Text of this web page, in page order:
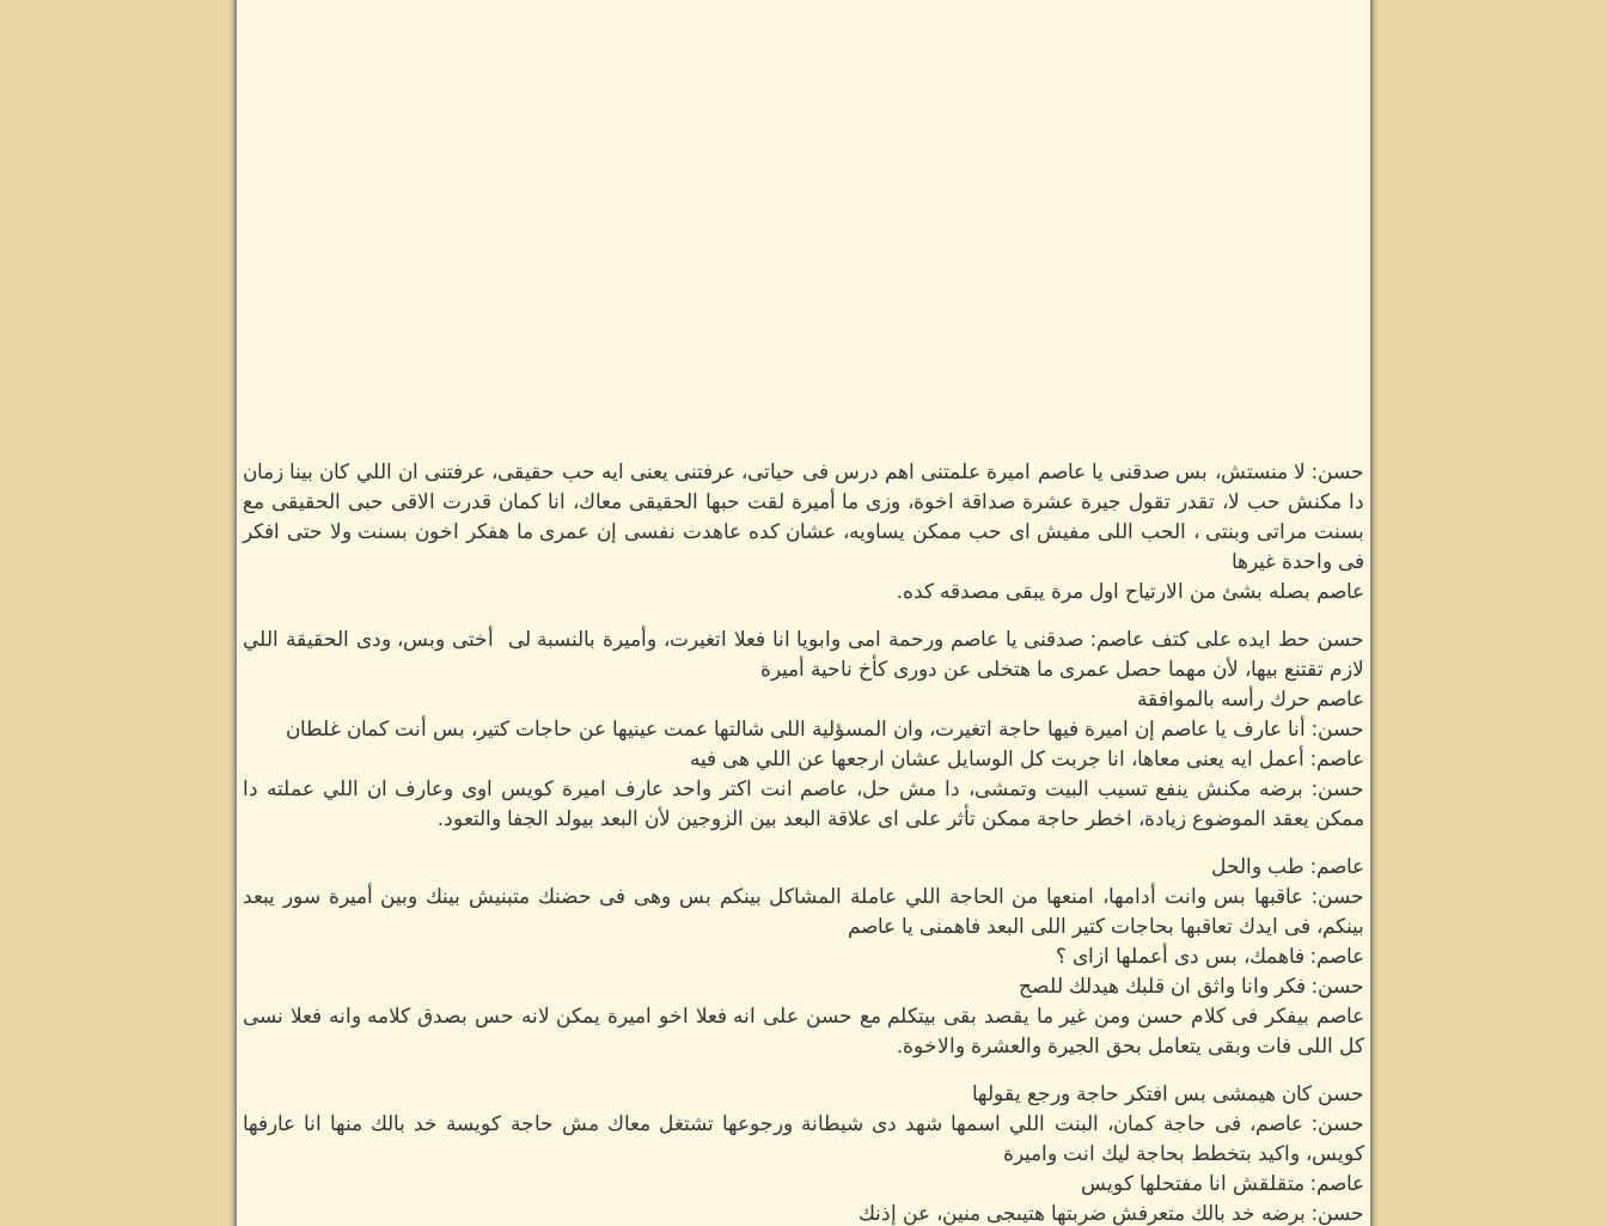
حسن: لا منستش، بس صدقنى يا عاصم اميرة علمتنى اهم درس فى حياتى، عرفتنى يعنى ايه حب حقيقى، عرفتنى ان اللي كان بينا زمان
دا مكنش حب لا، تقدر تقول جيرة عشرة صداقة اخوة، وزى ما أميرة لقت حبها الحقيقى معاك، انا كمان قدرت الاقى حبى الحقيقى مع
بسنت مراتى وبنتى ، الحب اللى مفيش اى حب ممكن يساويه، عشان كده عاهدت نفسى إن عمرى ما هفكر اخون بسنت ولا حتى افكر
فى واحدة غيرها
عاصم بصله بشئ من الارتياح اول مرة يبقى مصدقه كده.
حسن حط ايده على كتف عاصم: صدقنى يا عاصم ورحمة امى وابويا انا فعلا اتغيرت، وأميرة بالنسبة لى أختى وبس، ودى الحقيقة اللي
لازم تقتنع بيها، لأن مهما حصل عمرى ما هتخلى عن دورى كأخ ناحية أميرة
عاصم حرك رأسه بالموافقة
حسن: أنا عارف يا عاصم إن اميرة فيها حاجة اتغيرت، وان المسؤلية اللى شالتها عمت عينيها عن حاجات كتير، بس أنت كمان غلطان
عاصم: أعمل ايه يعنى معاها، انا جربت كل الوسايل عشان ارجعها عن اللي هى فيه
حسن: برضه مكنش ينفع تسيب البيت وتمشى، دا مش حل، عاصم انت اكتر واحد عارف اميرة كويس اوى وعارف ان اللي عملته دا
ممكن يعقد الموضوع زيادة، اخطر حاجة ممكن تأثر على اى علاقة البعد بين الزوجين لأن البعد بيولد الجفا والتعود.
عاصم: طب والحل
حسن: عاقبها بس وانت أدامها، امنعها من الحاجة اللي عاملة المشاكل بينكم بس وهى فى حضنك متبنيش بينك وبين أميرة سور يبعد
بينكم، فى ايدك تعاقبها بحاجات كتير اللى البعد فاهمنى يا عاصم
عاصم: فاهمك، بس دى أعملها ازاى ؟
حسن: فكر وانا واثق ان قلبك هيدلك للصح
عاصم بيفكر فى كلام حسن ومن غير ما يقصد بقى بيتكلم مع حسن على انه فعلا اخو اميرة يمكن لانه حس بصدق كلامه وانه فعلا نسى
كل اللى فات وبقى يتعامل بحق الجيرة والعشرة والاخوة.
حسن كان هيمشى بس افتكر حاجة ورجع يقولها
حسن: عاصم، فى حاجة كمان، البنت اللي اسمها شهد دى شيطانة ورجوعها تشتغل معاك مش حاجة كويسة خد بالك منها انا عارفها
كويس، واكيد بتخطط بحاجة ليك انت واميرة
عاصم: متقلقش انا مفتحلها كويس
حسن: برضه خد بالك متعرفش ضربتها هتيىجى منين، عن إذنك